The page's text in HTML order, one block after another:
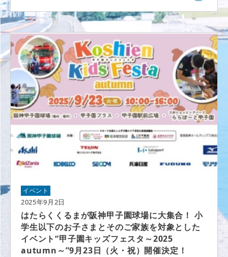
イベント
2025年9月2日
はたらくくるまが阪神甲子園球場に大集合！ 小
学生以下のお子さまとそのご家族を対象とした
イベント“甲子園キッズフェスタ～2025
autumn～”9月23日（火・祝）開催決定！